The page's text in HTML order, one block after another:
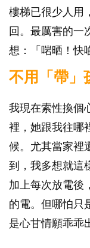
樓梯已很少人用
回。最厲害的一
想：「啱晒！快
不用「帶」
我現在索性換個
裡，她跟我往哪
候。尤其當家裡
到，我多想就這
加上每次放電後
的電。但哪怕只
是心甘情願乖乖